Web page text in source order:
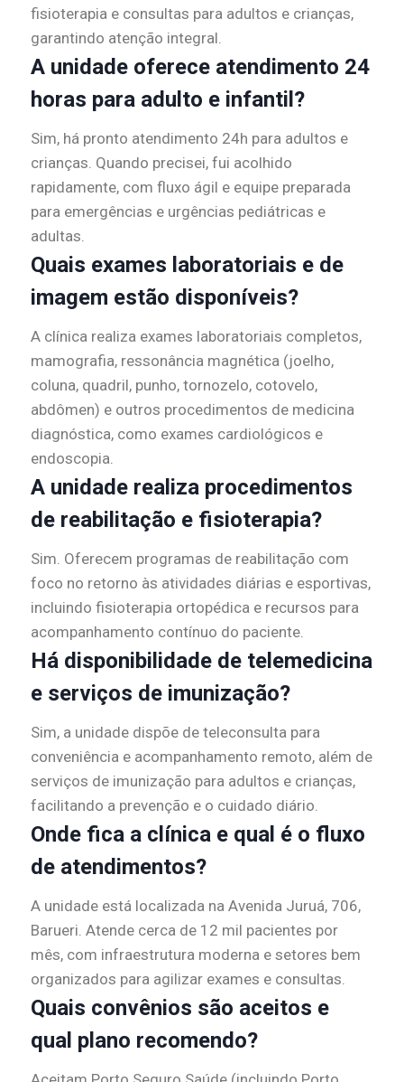
fisioterapia e consultas para adultos e crianças,
garantindo atenção integral.
A unidade oferece atendimento 24
horas para adulto e infantil?
Sim, há pronto atendimento 24h para adultos e
crianças. Quando precisei, fui acolhido
rapidamente, com fluxo ágil e equipe preparada
para emergências e urgências pediátricas e
adultas.
Quais exames laboratoriais e de
imagem estão disponíveis?
A clínica realiza exames laboratoriais completos,
mamografia, ressonância magnética (joelho,
coluna, quadril, punho, tornozelo, cotovelo,
abdômen) e outros procedimentos de medicina
diagnóstica, como exames cardiológicos e
endoscopia.
A unidade realiza procedimentos
de reabilitação e fisioterapia?
Sim. Oferecem programas de reabilitação com
foco no retorno às atividades diárias e esportivas,
incluindo fisioterapia ortopédica e recursos para
acompanhamento contínuo do paciente.
Há disponibilidade de telemedicina
e serviços de imunização?
Sim, a unidade dispõe de teleconsulta para
conveniência e acompanhamento remoto, além de
serviços de imunização para adultos e crianças,
facilitando a prevenção e o cuidado diário.
Onde fica a clínica e qual é o fluxo
de atendimentos?
A unidade está localizada na Avenida Juruá, 706,
Barueri. Atende cerca de 12 mil pacientes por
mês, com infraestrutura moderna e setores bem
organizados para agilizar exames e consultas.
Quais convênios são aceitos e
qual plano recomendo?